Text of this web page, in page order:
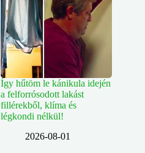
Így hűtöm le kánikula idején
a felforrósodott lakást
fillérekből, klíma és
légkondi nélkül!
2026-08-01